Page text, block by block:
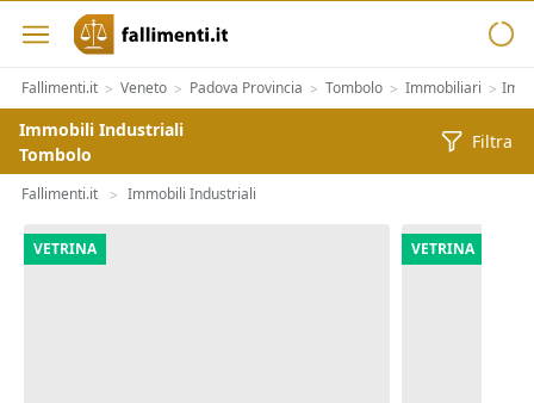
Fallimenti.it > Veneto > Padova Provincia > Tombolo > Immobiliari >
Immobili Industriali
Tombolo
Filtra
Fallimenti.it > Immobili Industriali
VETRINA VETRINA